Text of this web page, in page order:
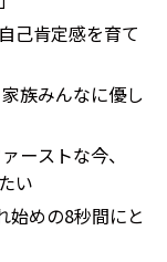
己肯定感を育て
族みんなに優し
ーストな今、
い
始めの8秒間にと